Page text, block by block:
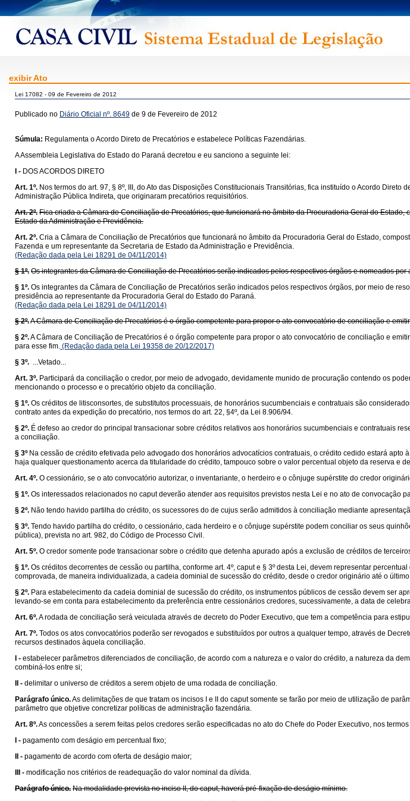
exibir Ato
Lei 17082 - 09 de Fevereiro de 2012
Publicado no Diário Oficial nº. 8649 de 9 de Fevereiro de 2012
Súmula: Regulamenta o Acordo Direto de Precatórios e estabelece Políticas Fazendárias.
A Assembleia Legislativa do Estado do Paraná decretou e eu sanciono a seguinte lei:
I - DOS ACORDOS DIRETO
Art. 1º. Nos termos do art. 97, § 8º, III, do Ato das Disposições Constitucionais Transitórias, fica instituído o Acordo
Administração Pública Indireta, que originaram precatórios requisitórios.
Art. 2º. Fica criada a Câmara de Conciliação de Precatórios, que funcionará no âmbito da Procuradoria Geral do
Estado da Administração e Previdência.
Art. 2º. Cria a Câmara de Conciliação de Precatórios que funcionará no âmbito da Procuradoria Geral do Estado,
Fazenda e um representante da Secretaria de Estado da Administração e Previdência.
(Redação dada pela Lei 18291 de 04/11/2014)
§ 1º. Os integrantes da Câmara de Conciliação de Precatórios serão indicados pelos respectivos órgãos e nomeados por
§ 1º. Os integrantes da Câmara de Conciliação de Precatórios serão indicados pelos respectivos órgãos, por meio de
presidência ao representante da Procuradoria Geral do Estado do Paraná.
(Redação dada pela Lei 18291 de 04/11/2014)
§ 2º.A Câmara de Conciliação de Precatórios é o órgão competente para propor o ato convocatório de conciliação e
§ 2º.A Câmara de Conciliação de Precatórios é o órgão competente para propor o ato convocatório de conciliação e
para esse fim. (Redação dada pela Lei 19358 de 20/12/2017)
§ 3º. ...Vetado...
Art. 3º. Participará da conciliação o credor, por meio de advogado, devidamente munido de procuração contendo os
mencionando o processo e o precatório objeto da conciliação.
§ 1º. Os créditos de litisconsortes, de substitutos processuais, de honorários sucumbenciais e contratuais são
contrato antes da expedição do precatório, nos termos do art. 22, §4º, da Lei 8.906/94.
§ 2º. É defeso ao credor do principal transacionar sobre créditos relativos aos honorários sucumbenciais e contratuais
a conciliação.
§ 3º Na cessão de crédito efetivada pelo advogado dos honorários advocatícios contratuais, o crédito cedido estará
haja qualquer questionamento acerca da titularidade do crédito, tampouco sobre o valor percentual objeto da reserva e
Art. 4º. O cessionário, se o ato convocatório autorizar, o inventariante, o herdeiro e o cônjuge supérstite do credor
§ 1º. Os interessados relacionados no caput deverão atender aos requisitos previstos nesta Lei e no ato de convocação
§ 2º. Não tendo havido partilha do crédito, os sucessores do de cujus serão admitidos à conciliação mediante
§ 3º. Tendo havido partilha do crédito, o cessionário, cada herdeiro e o cônjuge supérstite podem conciliar os seus
pública), prevista no art. 982, do Código de Processo Civil.
Art. 5º. O credor somente pode transacionar sobre o crédito que detenha apurado após a exclusão de créditos de
§ 1º. Os créditos decorrentes de cessão ou partilha, conforme art. 4º, caput e § 3º desta Lei, devem representar
comprovada, de maneira individualizada, a cadeia dominial de sucessão do crédito, desde o credor originário até o
§ 2º. Para estabelecimento da cadeia dominial de sucessão do crédito, os instrumentos públicos de cessão devem ser
levando-se em conta para estabelecimento da preferência entre cessionários credores, sucessivamente, a data de
Art. 6º.A rodada de conciliação será veiculada através de decreto do Poder Executivo, que tem a competência para
Art. 7º. Todos os atos convocatórios poderão ser revogados e substituídos por outros a qualquer tempo, através de
recursos destinados àquela conciliação.
I - estabelecer parâmetros diferenciados de conciliação, de acordo com a natureza e o valor do crédito, a natureza da
combiná-los entre si;
II - delimitar o universo de créditos a serem objeto de uma rodada de conciliação.
Parágrafo único.As delimitações de que tratam os incisos I e II do caput somente se farão por meio de utilização de
parâmetro que objetive concretizar políticas de administração fazendária.
Art. 8º.As concessões a serem feitas pelos credores serão especificadas no ato do Chefe do Poder Executivo, nos
I - pagamento com deságio em percentual fixo;
II - pagamento de acordo com oferta de deságio maior;
III - modificação nos critérios de readequação do valor nominal da dívida.
Parágrafo único. Na modalidade prevista no inciso II, do caput, haverá pré-fixação de deságio mínimo.